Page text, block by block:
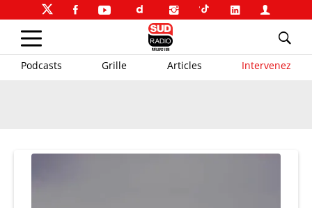
Podcasts Grille Articles Intervenez